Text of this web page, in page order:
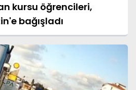
kursu öğrencileri,
bağışladı